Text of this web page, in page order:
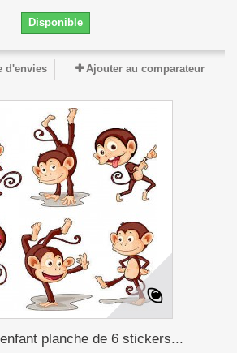
Disponible
d'envies Ajouter au comparateur
planche de 6 stickers...